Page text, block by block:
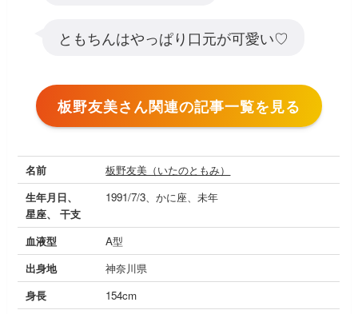
ともちんはやっぱり口元が可愛い♡
板野友美さん関連の記事一覧を見る
名前
板野友美（いたのともみ）
生年月日、
星座、 干支
1991/7/3、かに座、未年
血液型
A型
出身地
神奈川県
身長
154cm